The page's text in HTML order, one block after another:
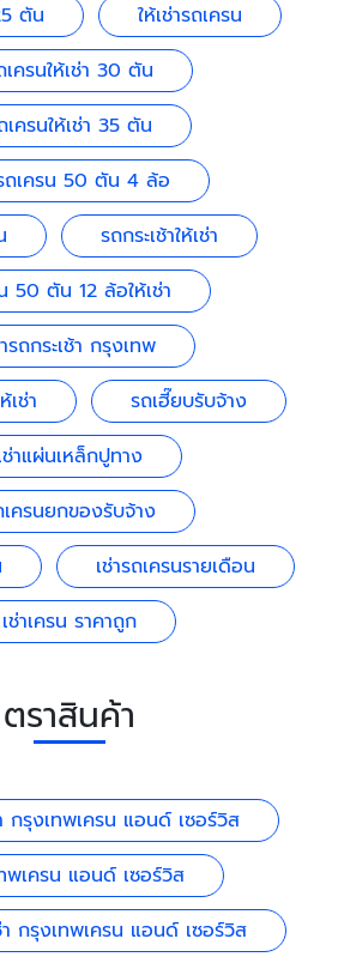
ตัน
ให้เช่ารถเครน
เครนให้เช่า 30 ตัน
เครนให้เช่า 35 ตัน
ถเครน 50 ตัน 4 ล้อ
รถกระเช้าให้เช่า
50 ตัน 12 ล้อให้เช่า
รถกระเช้า กรุงเทพ
เช่า
รถเฮี๊ยบรับจ้าง
ช่าแผ่นเหล็กปูทาง
ครนยกของรับจ้าง
เช่ารถเครนรายเดือน
เช่าเครน ราคาถูก
ตราสินค้า
กรุงเทพเครน แอนด์ เซอร์วิส
พเครน แอนด์ เซอร์วิส
า กรุงเทพเครน แอนด์ เซอร์วิส